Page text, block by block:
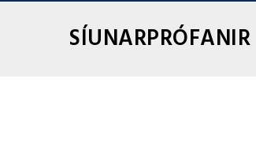
SÍUNARPRÓFANIR